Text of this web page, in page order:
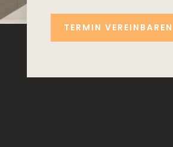
TERMIN VEREINBAREN